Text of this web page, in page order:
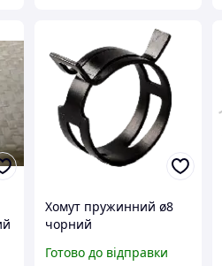
Хомут пружинний ø8
чорний
Готово до відправки